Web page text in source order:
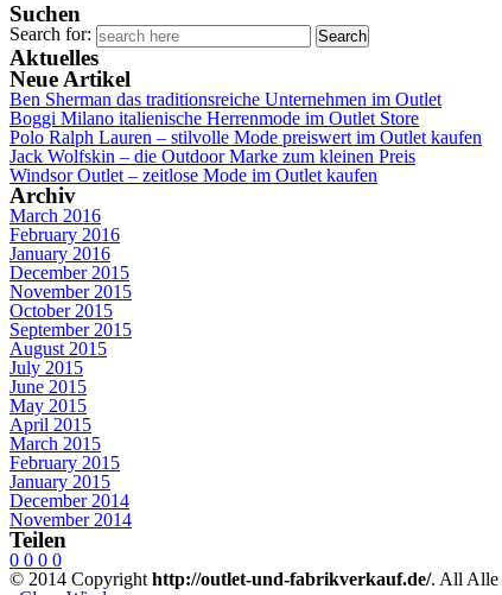
Suchen
Search for:
Aktuelles
Neue Artikel
Ben Sherman das traditionsreiche Unternehmen im Outlet
Boggi Milano italienische Herrenmode im Outlet Store
Polo Ralph Lauren – stilvolle Mode preiswert im Outlet kaufen
Jack Wolfskin – die Outdoor Marke zum kleinen Preis
Windsor Outlet – zeitlose Mode im Outlet kaufen
Archiv
March 2016
February 2016
January 2016
December 2015
November 2015
October 2015
September 2015
August 2015
July 2015
June 2015
May 2015
April 2015
March 2015
February 2015
January 2015
December 2014
November 2014
Teilen
0 0 0 0
© 2014 Copyright http://outlet-und-fabrikverkauf.de/. All Alle